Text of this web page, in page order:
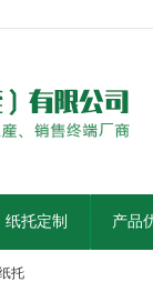
纸托定制 产品
托